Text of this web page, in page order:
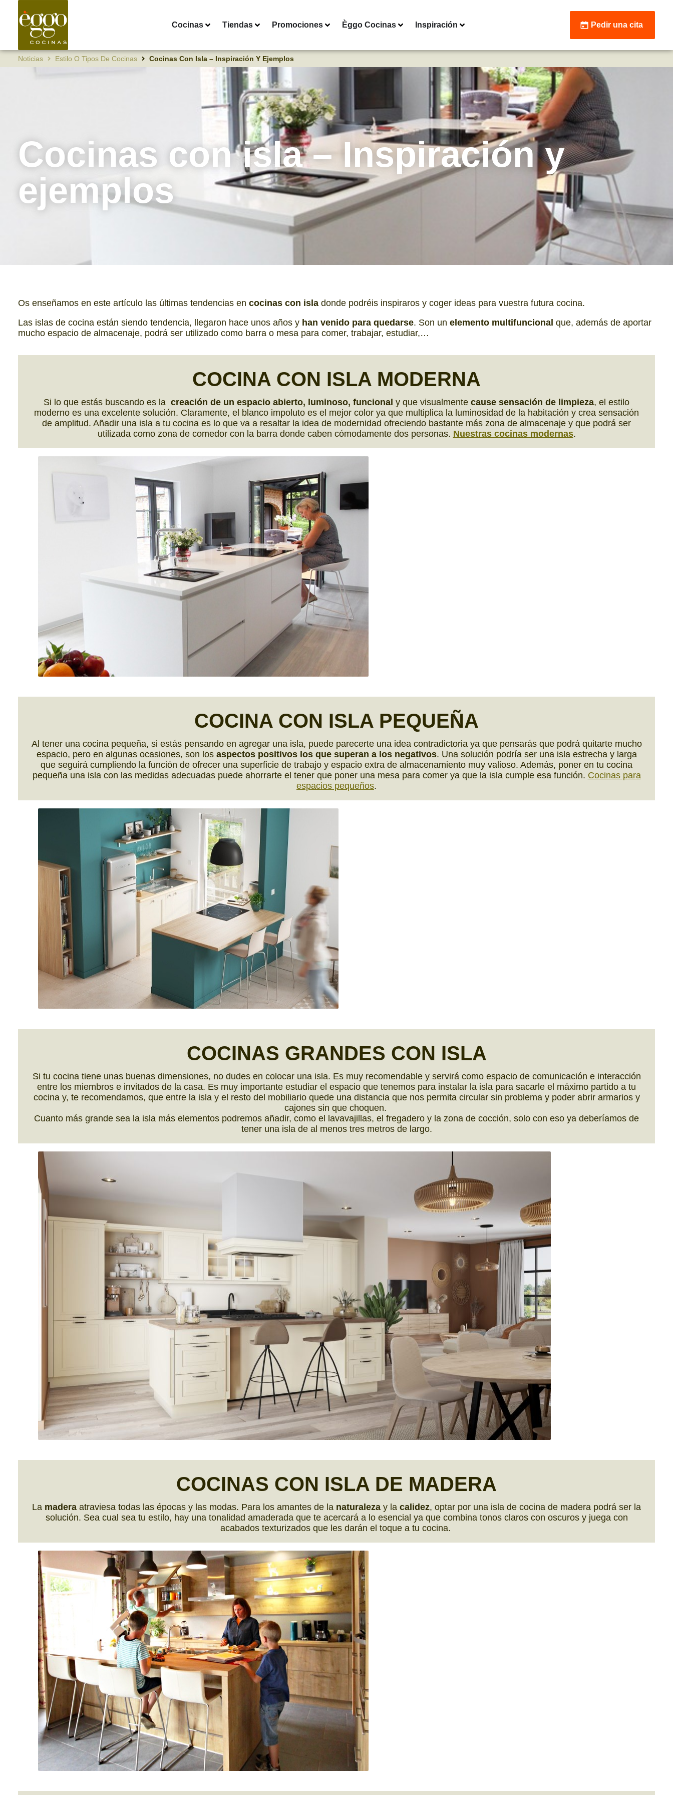
Cocinas Tiendas Promociones Èggo Cocinas Inspiración Pedir una cita
Noticias Estilo O Tipos De Cocinas Cocinas Con Isla – Inspiración Y Ejemplos
Cocinas con isla – Inspiración y
ejemplos
Os enseñamos en este artículo las últimas tendencias en cocinas con isla donde podréis inspiraros y coger ideas para vuestra futura cocina.
Las islas de cocina están siendo tendencia, llegaron hace unos años y han venido para quedarse. Son un elemento multifuncional que, además de aportar
mucho espacio de almacenaje, podrá ser utilizado como barra o mesa para comer, trabajar, estudiar,…
COCINA CON ISLA MODERNA
Si lo que estás buscando es la creación de un espacio abierto, luminoso, funcional y que visualmente cause sensación de limpieza, el estilo
moderno es una excelente solución. Claramente, el blanco impoluto es el mejor color ya que multiplica la luminosidad de la habitación y crea sensación
de amplitud. Añadir una isla a tu cocina es lo que va a resaltar la idea de modernidad ofreciendo bastante más zona de almacenaje y que podrá ser
utilizada como zona de comedor con la barra donde caben cómodamente dos personas. Nuestras cocinas modernas.
COCINA CON ISLA PEQUEÑA
Al tener una cocina pequeña, si estás pensando en agregar una isla, puede parecerte una idea contradictoria ya que pensarás que podrá quitarte mucho
espacio, pero en algunas ocasiones, son los aspectos positivos los que superan a los negativos. Una solución podría ser una isla estrecha y larga
que seguirá cumpliendo la función de ofrecer una superficie de trabajo y espacio extra de almacenamiento muy valioso. Además, poner en tu cocina
pequeña una isla con las medidas adecuadas puede ahorrarte el tener que poner una mesa para comer ya que la isla cumple esa función. Cocinas para
espacios pequeños.
COCINAS GRANDES CON ISLA
Si tu cocina tiene unas buenas dimensiones, no dudes en colocar una isla. Es muy recomendable y servirá como espacio de comunicación e interacción
entre los miembros e invitados de la casa. Es muy importante estudiar el espacio que tenemos para instalar la isla para sacarle el máximo partido a tu
cocina y, te recomendamos, que entre la isla y el resto del mobiliario quede una distancia que nos permita circular sin problema y poder abrir armarios y
cajones sin que choquen.
Cuanto más grande sea la isla más elementos podremos añadir, como el lavavajillas, el fregadero y la zona de cocción, solo con eso ya deberíamos de
tener una isla de al menos tres metros de largo.
COCINAS CON ISLA DE MADERA
La madera atraviesa todas las épocas y las modas. Para los amantes de la naturaleza y la calidez, optar por una isla de cocina de madera podrá ser la
solución. Sea cual sea tu estilo, hay una tonalidad amaderada que te acercará a lo esencial ya que combina tonos claros con oscuros y juega con
acabados texturizados que les darán el toque a tu cocina.